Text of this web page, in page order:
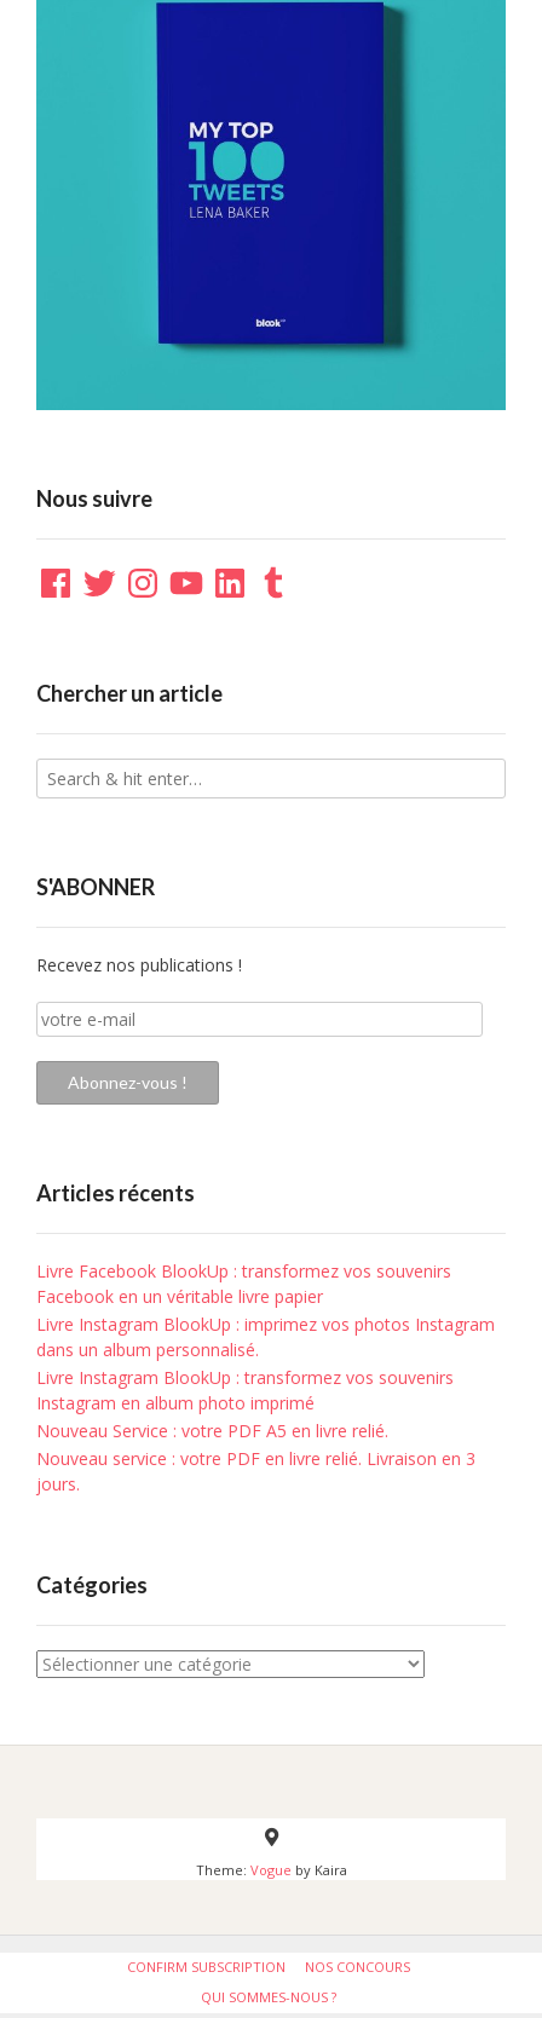
Nous suivre
Facebook
TwitterInstagramYouTubeLinkedInTumblr
Chercher un article
S'ABONNER
Recevez nos publications !
votre
e-
mail
Abonnez-vous !
Articles récents
Livre Facebook BlookUp : transformez vos souvenirs
Facebook en un véritable livre papier
Livre Instagram BlookUp : imprimez vos photos Instagram
dans un album personnalisé.
Livre Instagram BlookUp : transformez vos souvenirs
Instagram en album photo imprimé
Nouveau Service : votre PDF A5 en livre relié.
Nouveau service : votre PDF en livre relié. Livraison en 3
jours.
Catégories
Catégories
Theme: Vogue by Kaira
CONFIRM SUBSCRIPTION
NOS CONCOURS
QUI SOMMES-NOUS ?